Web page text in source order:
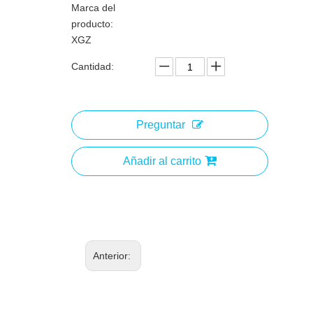
Marca del
producto:
XGZ
Cantidad:
Preguntar
Añadir al carrito
Anterior: